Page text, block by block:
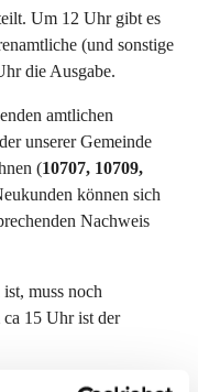
Um 12 Uhr gibt es
(und sonstige
die Ausgabe.
amtlichen
unserer Gemeinde
(10707, 10709,
können sich
Nachweis
muss noch
15 Uhr ist der